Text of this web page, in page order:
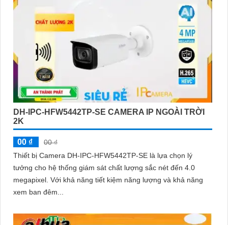
DH-IPC-HFW5442TP-SE CAMERA IP NGOÀI TRỜI
2K
00 ₫
00 ₫
Thiết bị Camera DH-IPC-HFW5442TP-SE là lựa chọn lý
tưởng cho hệ thống giám sát chất lượng sắc nét đến 4.0
megapixel. Với khả năng tiết kiệm năng lượng và khả năng
xem ban đêm...